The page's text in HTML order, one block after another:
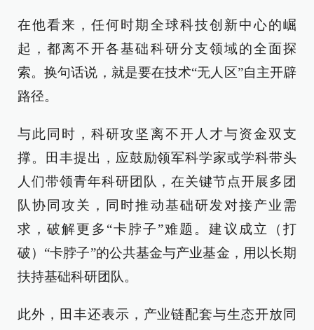
在他看来，任何时期全球科技创新中心的崛
起，都离不开各基础科研分支领域的全面探
索。换句话说，就是要在技术“无人区”自主开辟
路径。
与此同时，科研攻坚离不开人才与资金双支
撑。田丰提出，应鼓励领军科学家或学科带头
人们带领青年科研团队，在关键节点开展多团
队协同攻关，同时推动基础研发对接产业需
求，破解更多“卡脖子”难题。建议成立（打
破）“卡脖子”的公共基金与产业基金，用以长期
扶持基础科研团队。
此外，田丰还表示，产业链配套与生态开放同